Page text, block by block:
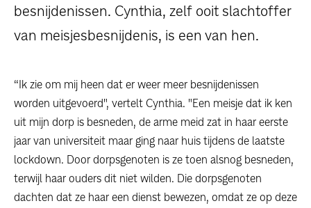
besnijdenissen. Cynthia, zelf ooit slachtoffer
van meisjesbesnijdenis, is een van hen.
“Ik zie om mij heen dat er weer meer besnijdenissen
worden uitgevoerd", vertelt Cynthia. "Een meisje dat ik ken
uit mijn dorp is besneden, de arme meid zat in haar eerste
jaar van universiteit maar ging naar huis tijdens de laatste
lockdown. Door dorpsgenoten is ze toen alsnog besneden,
terwijl haar ouders dit niet wilden. Die dorpsgenoten
dachten dat ze haar een dienst bewezen, omdat ze op deze